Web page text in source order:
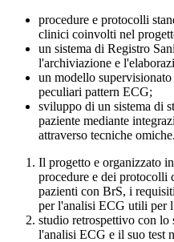
procedure e protocolli
clinici coinvolti nel
un sistema di Registro
l'archiviazione e
un modello
peculiari pattern ECG;
sviluppo di un sistema di
paziente mediante
attraverso tecniche omiche.
Il progetto e organizzato
procedure e dei protocolli
pazienti con BrS, i
per l'analisi ECG utili per
studio retrospettivo con
l'analisi ECG e il suo test